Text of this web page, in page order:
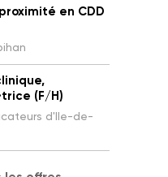
en CDD
(F/H)
d'Ile-de-